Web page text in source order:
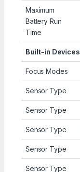
Maximum
Battery Run
Time
Built-in Devices
Focus Modes
Sensor Type
Sensor Type
Sensor Type
Sensor Type
Sensor Type